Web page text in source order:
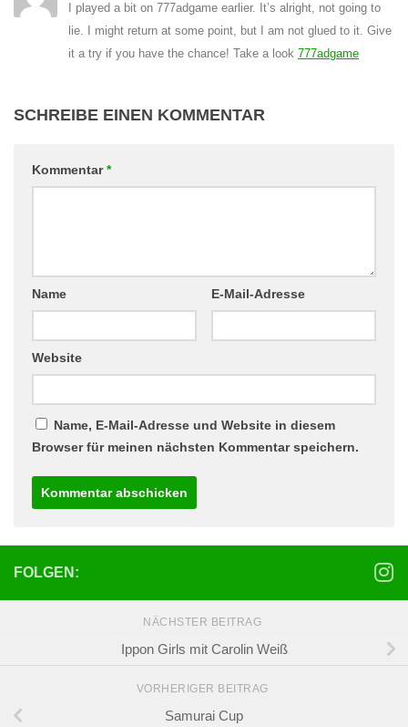
I played a bit on 777adgame earlier. It’s alright, not going to
lie. I might return at some point, but I am not glued to it. Give
it a try if you have the chance! Take a look 777adgame
SCHREIBE EINEN KOMMENTAR
Kommentar*
Name E-Mail-Adresse
Website
Name, E-Mail-Adresse und Website in diesem
Browser für meinen nächsten Kommentar speichern.
FOLGEN:
NÄCHSTER BEITRAG
Ippon Girls mit Carolin Weiß
VORHERIGER BEITRAG
Samurai Cup